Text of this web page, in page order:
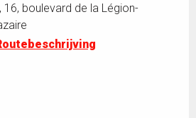
boulevard de la Légion-